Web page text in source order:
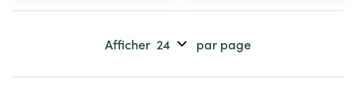
Afficher par page